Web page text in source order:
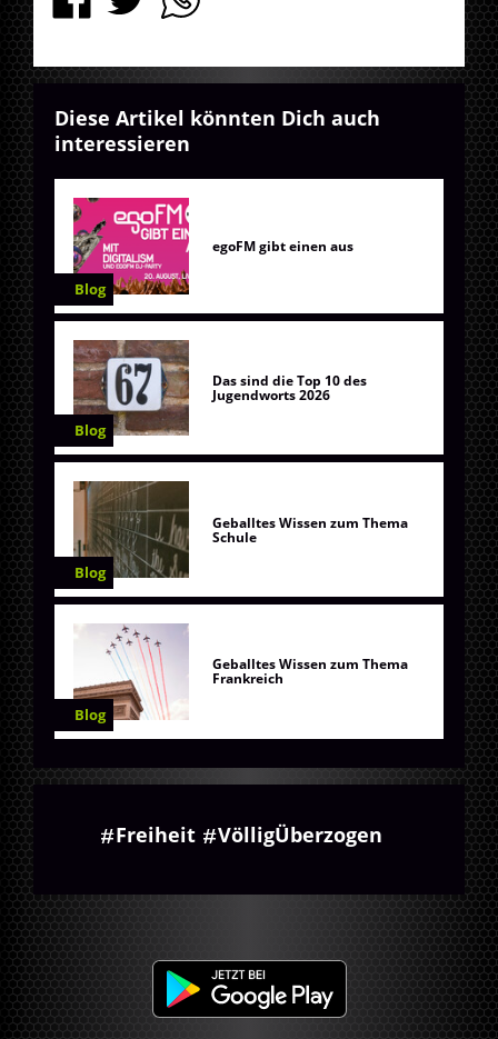
Diese Artikel könnten Dich auch
interessieren
Blog
egoFM gibt einen aus
Blog
Das sind die Top 10 des
Jugendworts 2026
Blog
Geballtes Wissen zum Thema
Schule
Blog
Geballtes Wissen zum Thema
Frankreich
Freiheit VölligÜberzogen